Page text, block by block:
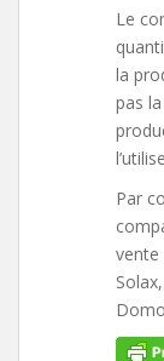
Le
la
pas
Par
vente